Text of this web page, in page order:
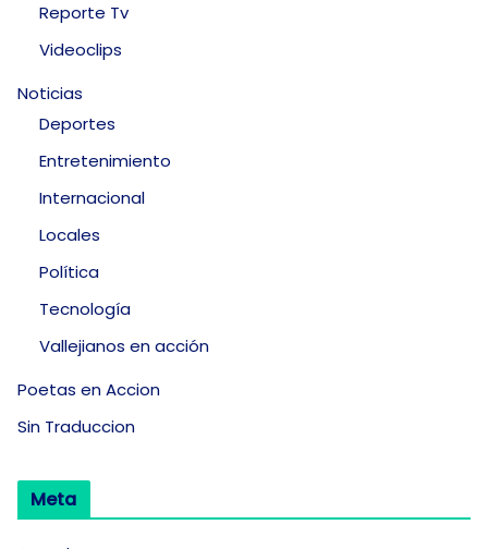
Reporte Tv
Videoclips
Noticias
Deportes
Entretenimiento
Internacional
Locales
Política
Tecnología
Vallejianos en acción
Poetas en Accion
Sin Traduccion
Meta